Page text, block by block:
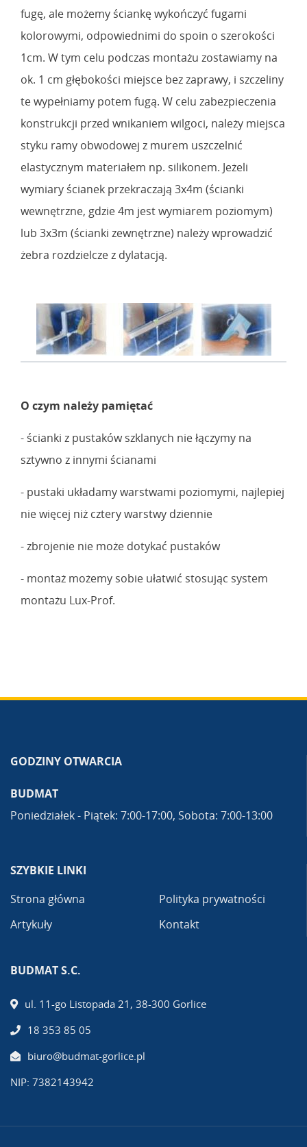
fugę, ale możemy ściankę wykończyć fugami
kolorowymi, odpowiednimi do spoin o szerokości
1cm. W tym celu podczas montażu zostawiamy na
ok. 1 cm głębokości miejsce bez zaprawy, i szczeliny
te wypełniamy potem fugą. W celu zabezpieczenia
konstrukcji przed wnikaniem wilgoci, należy miejsca
styku ramy obwodowej z murem uszczelnić
elastycznym materiałem np. silikonem. Jeżeli
wymiary ścianek przekraczają 3x4m (ścianki
wewnętrzne, gdzie 4m jest wymiarem poziomym)
lub 3x3m (ścianki zewnętrzne) należy wprowadzić
żebra rozdzielcze z dylatacją.
O czym należy pamiętać
- ścianki z pustaków szklanych nie łączymy na
sztywno z innymi ścianami
- pustaki układamy warstwami poziomymi, najlepiej
nie więcej niż cztery warstwy dziennie
- zbrojenie nie może dotykać pustaków
- montaż możemy sobie ułatwić stosując system
montażu Lux-Prof.
GODZINY OTWARCIA
BUDMAT
Poniedziałek - Piątek: 7:00-17:00, Sobota: 7:00-13:00
SZYBKIE LINKI
Strona główna
Artykuły
Polityka prywatności
Kontakt
BUDMAT S.C.
ul. 11-go Listopada 21, 38-300 Gorlice
18 353 85 05
biuro@budmat-gorlice.pl
NIP: 7382143942